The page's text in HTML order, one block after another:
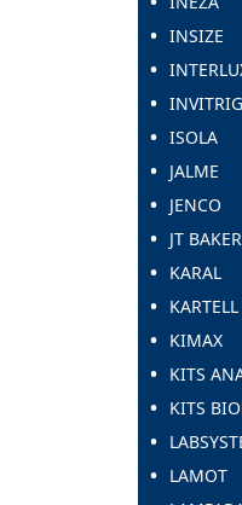
INSIZE
ISOLA
JALME
JENCO
JT BAKER
KARAL
KARTELL
KIMAX
KITS
KITS
LAMOT